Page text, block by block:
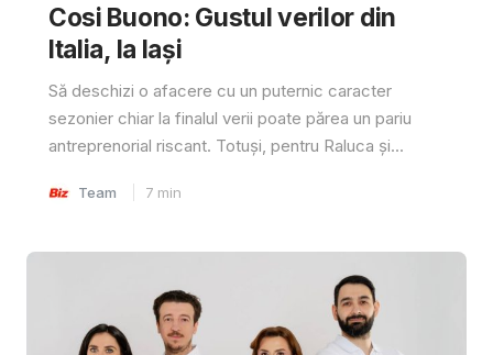
Cosi Buono: Gustul verilor din
Italia, la Iași
Să deschizi o afacere cu un puternic caracter
sezonier chiar la finalul verii poate părea un pariu
antreprenorial riscant. Totuși, pentru Raluca și...
Team 7 min